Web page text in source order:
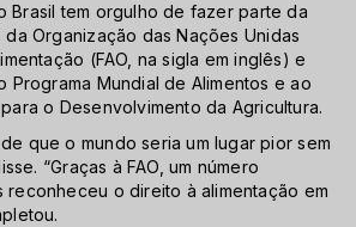
Brasil tem orgulho de fazer parte da
Organização das Nações Unidas
(FAO, na sigla em inglês) e
Programa Mundial de Alimentos e ao
o Desenvolvimento da Agricultura.
que o mundo seria um lugar pior sem
“Graças à FAO, um número
o direito à alimentação em